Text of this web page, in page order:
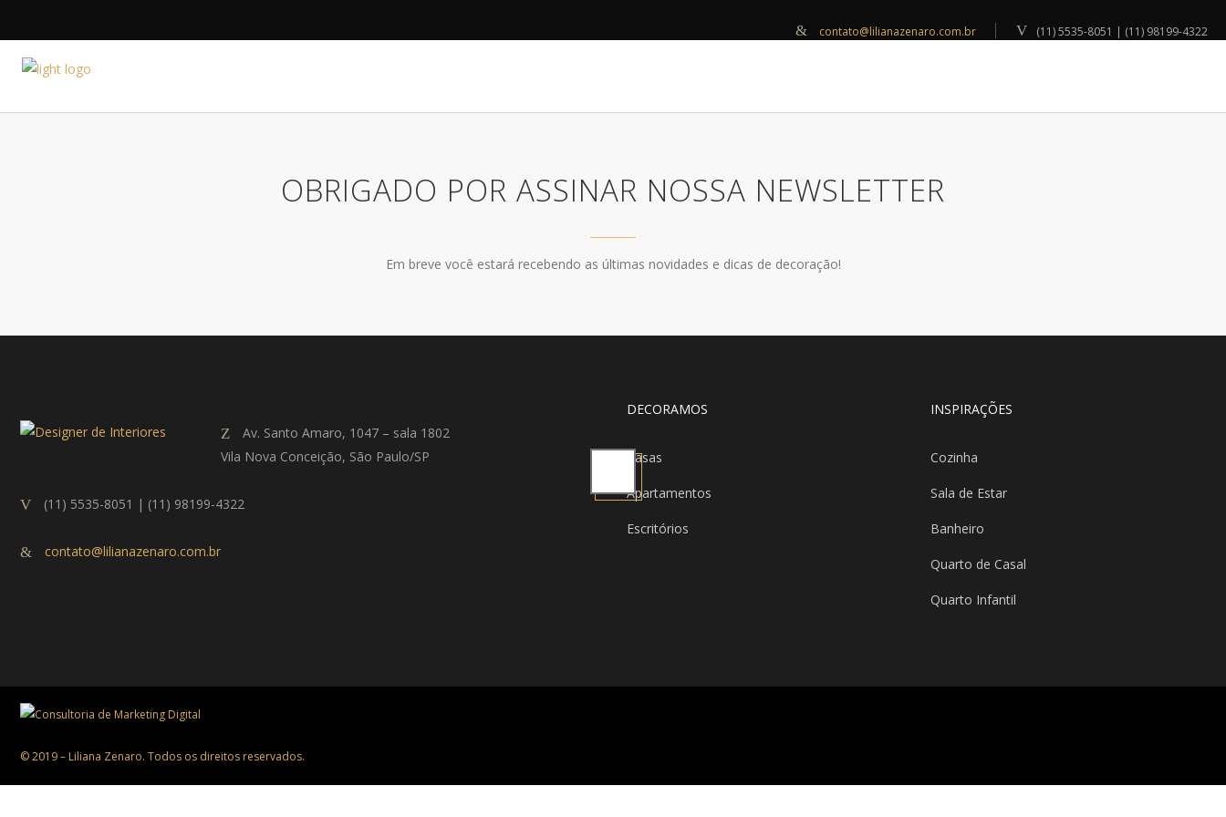
contato@lilianazenaro.com.br (11) 5535-8051 | (11) 98199-4322
OBRIGADO POR ASSINAR NOSSA NEWSLETTER
Em breve você estará recebendo as últimas novidades e dicas de decoração!
Av. Santo Amaro, 1047 – sala 1802
Vila Nova Conceição, São Paulo/SP
(11) 5535-8051 | (11) 98199-4322
contato@lilianazenaro.com.br
DECORAMOS
Casas
Apartamentos
Escritórios
INSPIRAÇÕES
Cozinha
Sala de Estar
Banheiro
Quarto de Casal
Quarto Infantil
© 2019 – Liliana Zenaro. Todos os direitos reservados.